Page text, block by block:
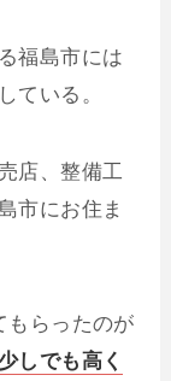
福島市には
ている。
店、整備工
市にお住ま
もらったのが
少しでも高く